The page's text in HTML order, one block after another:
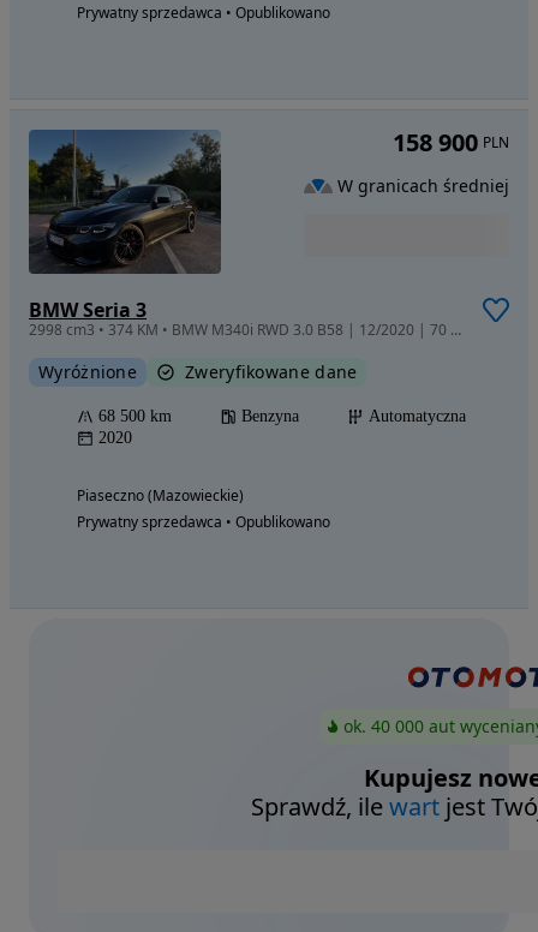
Prywatny sprzedawca • Opublikowano
BMW Seria 3
2998 cm3 • 374 KM • BMW M340i RWD 3.0 B58 | 12/2020 | 70 tys. km | Bogate wyposażenie |
Wyróżnione Zweryfikowane dane
68 500 km Benzyna
Automatyczna
2020
Piaseczno (Mazowieckie)
Prywatny sprzedawca • Opublikowano
158 900 PLN
W granicach średniej
ok. 40 000 aut
Kupujesz
Sprawdź, ilewart jest